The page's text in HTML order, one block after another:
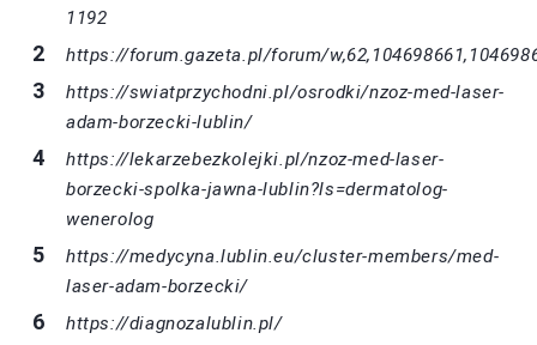
1192
https://forum.gazeta.pl/forum/
https://swiatprzychodni.pl/osrodki/nzoz-med-laser-
adam-borzecki-lublin/
https://lekarzebezkolejki.pl/nzoz-med-laser-
borzecki-spolka-jawna-lublin?ls=dermatolog-
wenerolog
https://medycyna.lublin.eu/cluster-members/med-
laser-adam-borzecki/
https://diagnozalublin.pl/